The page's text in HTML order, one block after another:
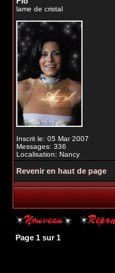
lame de cristal
Inscrit le: 05 Mar 2007
Messages: 336
Localisation: Nancy
Revenir en haut de page
Page 1 sur1